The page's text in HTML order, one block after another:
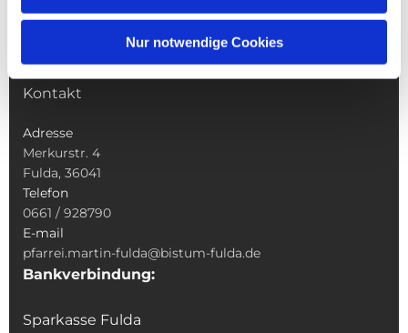
Nur notwendige Cookies
Veranstaltungen & Angebote
Kindertagesstätte St. Andreas
Kontakt
Adresse
Merkurstr. 4
Fulda, 36041
Telefon
0661 / 928790
E-mail
pfarrei.martin-fulda@bistum-fulda.de
Bankverbindung:
Sparkasse Fulda